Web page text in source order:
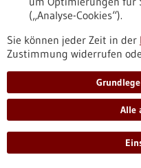
Eingreifen, bevor
Im Forschungsprojekt
Diagnostik- und
Schmerzpatienten eine
https://
bw.de/fachbeitrag/pm/
(„Analyse-Cookies“).
Sie können jeder Zeit in der
Zustimmung widerrufen
Alle